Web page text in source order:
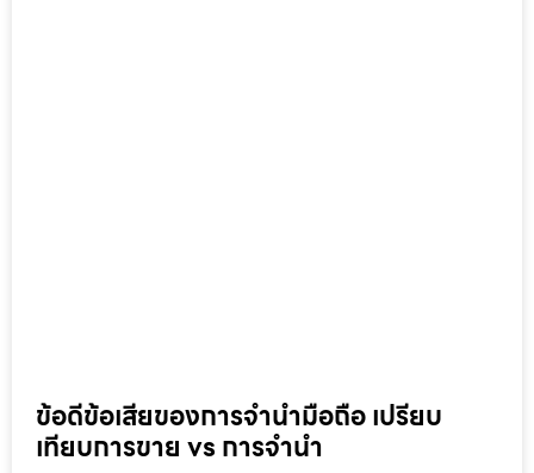
ข้อดีข้อเสียของการจำนำมือถือ เปรียบ
เทียบการขาย vs การจำนำ